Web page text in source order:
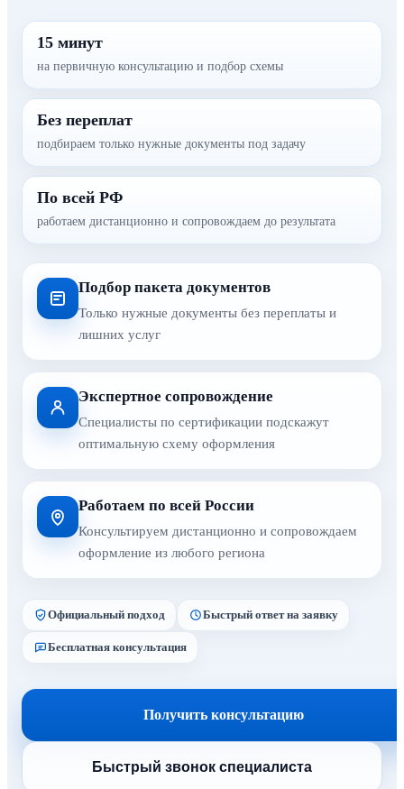
15 минут
на первичную консультацию и подбор схемы
Без переплат
подбираем только нужные документы под задачу
По всей РФ
работаем дистанционно и сопровождаем до результата
Подбор пакета документов
Только нужные документы без переплаты и
лишних услуг
Экспертное сопровождение
Специалисты по сертификации подскажут
оптимальную схему оформления
Работаем по всей России
Консультируем дистанционно и сопровождаем
оформление из любого региона
Официальный подход Быстрый ответ на заявку
Бесплатная консультация
Получить консультацию
Быстрый звонок специалиста